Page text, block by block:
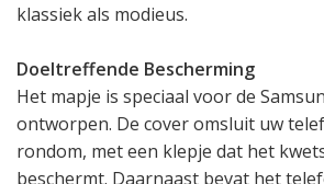
klassiek als modieus.
Doeltreffende Bescherming
Het mapje is speciaal voor de
ontworpen. De cover omsluit uw
rondom, met een klepje dat het
beschermt. Daarnaast bevat het